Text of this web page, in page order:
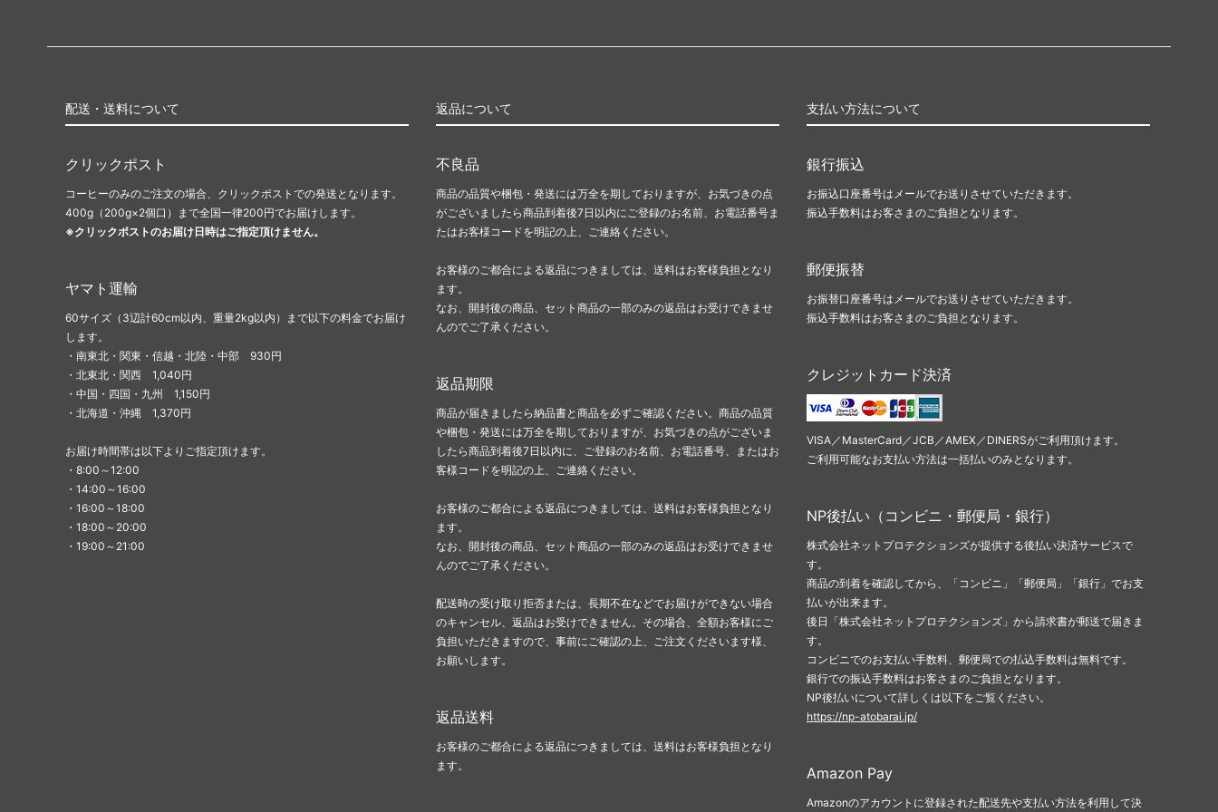
配送・送料について
クリックポスト
コーヒーのみのご注文の場合、クリックポストでの発送となります。
400g（200g×2個口）まで全国一律200円でお届けします。
※クリックポストのお届け日時はご指定頂けません。
ヤマト運輸
60サイズ（3辺計60cm以内、重量2kg以内）まで以下の料金でお届け
します。
・南東北・関東・信越・北陸・中部 930円
・北東北・関西 1,040円
・中国・四国・九州 1,150円
・北海道・沖縄 1,370円
お届け時間帯は以下よりご指定頂けます。
・8:00～12:00
・14:00～16:00
・16:00～18:00
・18:00～20:00
・19:00～21:00
返品について
不良品
商品の品質や梱包・発送には万全を期しておりますが、お気づきの点
がございましたら商品到着後7日以内にご登録のお名前、お電話番号ま
たはお客様コードを明記の上、ご連絡ください。
お客様のご都合による返品につきましては、送料はお客様負担となり
ます。
なお、開封後の商品、セット商品の一部のみの返品はお受けできませ
んのでご了承ください。
返品期限
商品が届きましたら納品書と商品を必ずご確認ください。商品の品質
や梱包・発送には万全を期しておりますが、お気づきの点がございま
したら商品到着後7日以内に、ご登録のお名前、お電話番号、またはお
客様コードを明記の上、ご連絡ください。
お客様のご都合による返品につきましては、送料はお客様負担となり
ます。
なお、開封後の商品、セット商品の一部のみの返品はお受けできませ
んのでご了承ください。
配送時の受け取り拒否または、長期不在などでお届けができない場合
のキャンセル、返品はお受けできません。その場合、全額お客様にご
負担いただきますので、事前にご確認の上、ご注文くださいます様、
お願いします。
返品送料
お客様のご都合による返品につきましては、送料はお客様負担となり
ます。
支払い方法について
銀行振込
お振込口座番号はメールでお送りさせていただきます。
振込手数料はお客さまのご負担となります。
郵便振替
お振替口座番号はメールでお送りさせていただきます。
振込手数料はお客さまのご負担となります。
クレジットカード決済
VISA／MasterCard／JCB／AMEX／DINERSがご利用頂けます。
ご利用可能なお支払い方法は一括払いのみとなります。
NP後払い（コンビニ・郵便局・銀行）
株式会社ネットプロテクションズが提供する後払い決済サービスで
す。
商品の到着を確認してから、「コンビニ」「郵便局」「銀行」でお支
払いが出来ます。
後日「株式会社ネットプロテクションズ」から請求書が郵送で届きま
す。
コンビニでのお支払い手数料、郵便局での払込手数料は無料です。
銀行での振込手数料はお客さまのご負担となります。
NP後払いについて詳しくは以下をご覧ください。
https://np-atobarai.jp/
Amazon Pay
Amazonのアカウントに登録された配送先や支払い方法を利用して決